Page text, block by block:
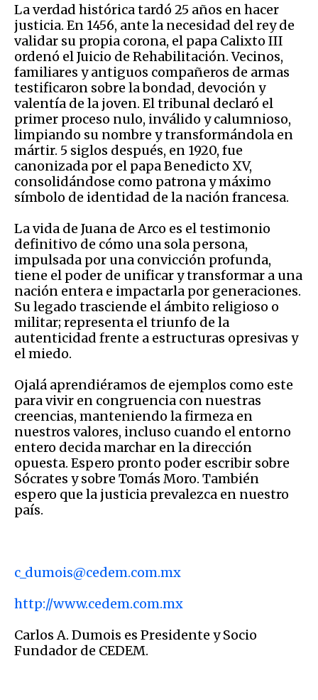
La verdad histórica tardó 25 años en hacer
justicia. En 1456, ante la necesidad del rey de
validar su propia corona, el papa Calixto III
ordenó el Juicio de Rehabilitación. Vecinos,
familiares y antiguos compañeros de armas
testificaron sobre la bondad, devoción y
valentía de la joven. El tribunal declaró el
primer proceso nulo, inválido y calumnioso,
limpiando su nombre y transformándola en
mártir. 5 siglos después, en 1920, fue
canonizada por el papa Benedicto XV,
consolidándose como patrona y máximo
símbolo de identidad de la nación francesa.
La vida de Juana de Arco es el testimonio
definitivo de cómo una sola persona,
impulsada por una convicción profunda,
tiene el poder de unificar y transformar a una
nación entera e impactarla por generaciones.
Su legado trasciende el ámbito religioso o
militar; representa el triunfo de la
autenticidad frente a estructuras opresivas y
el miedo.
Ojalá aprendiéramos de ejemplos como este
para vivir en congruencia con nuestras
creencias, manteniendo la firmeza en
nuestros valores, incluso cuando el entorno
entero decida marchar en la dirección
opuesta. Espero pronto poder escribir sobre
Sócrates y sobre Tomás Moro. También
espero que la justicia prevalezca en nuestro
país.
c_dumois@cedem.com.mx
http://www.cedem.com.mx
Carlos A. Dumois es Presidente y Socio
Fundador de CEDEM.